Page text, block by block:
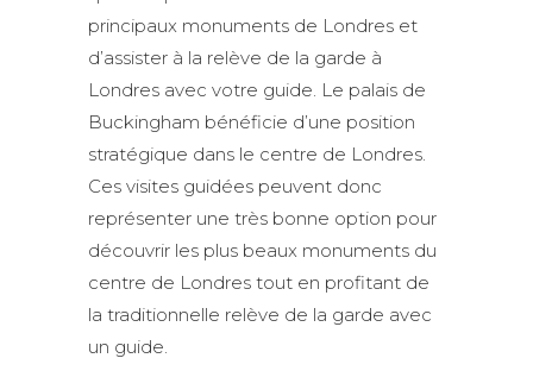
principaux monuments de Londres et
d’assister à la relève de la garde à
Londres avec votre guide. Le palais de
Buckingham bénéficie d’une position
stratégique dans le centre de Londres.
Ces visites guidées peuvent donc
représenter une très bonne option pour
découvrir les plus beaux monuments du
centre de Londres tout en profitant de
la traditionnelle relève de la garde avec
un guide.